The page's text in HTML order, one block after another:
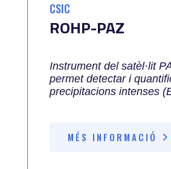
CSIC
ROHP-PAZ
Instrument del satèl·lit
permet detectar i
precipitacions intenses
MÉS INFORMACIÓ